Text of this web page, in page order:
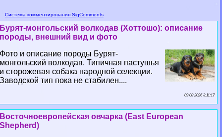
Система комментирования SigComments
Бурят-монгольский волкодав (Хоттошо): описание
породы, внешний вид и фото
Фото и описание породы Бурят-
монгольский волкодав. Типичная пастушья
и сторожевая собака народной селекции.
Заводской тип пока не стабилен....
09 08 2026 3:11:17
Восточноевропейская овчарка (East European
Shepherd)